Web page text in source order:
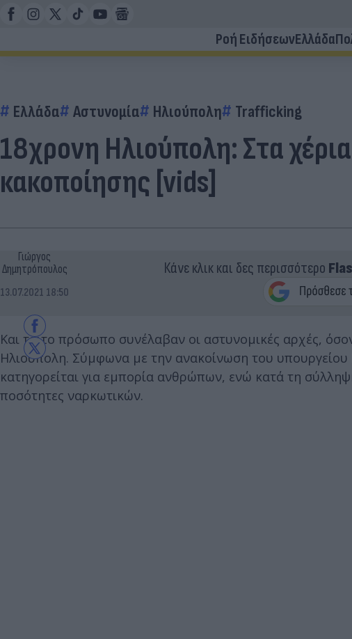
Ροή ΕιδήσεωνΕλλάδα
Ελλάδα Αστυνομία Ηλιούπολη Trafficking
18χρονη Ηλιούπολη: Στα
κακοποίησης [vids]
Γιώργος
Δημητρόπουλος
13.07.2021 18:50
Κάνε κλικ και δες περισσότερο
Και τρίτο πρόσωπο συνέλαβαν οι αστυνομικές αρχές,
Ηλιούπολη. Σύμφωνα με την ανακοίνωση του υπουργείου
κατηγορείται για εμπορία ανθρώπων, ενώ κατά τη
ποσότητες ναρκωτικών.